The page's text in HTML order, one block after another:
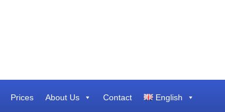
Prices About Us Contact English